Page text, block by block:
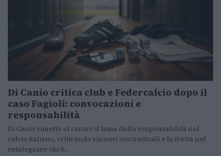
Di Canio critica club e Federcalcio dopo il
caso Fagioli: convocazioni e
responsabilità
Di Canio rimette al centro il tema della responsabilità nel
calcio italiano, criticando rinnovi contrattuali e la fretta nel
reintegrare chi è…